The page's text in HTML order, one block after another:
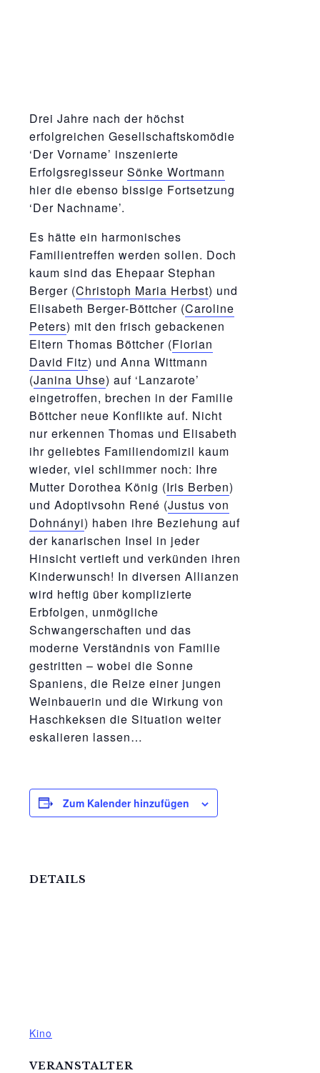
Drei Jahre nach der höchst
erfolgreichen Gesellschaftskomödie
‘Der Vorname’ inszenierte
Erfolgsregisseur Sönke Wortmann
hier die ebenso bissige Fortsetzung
‘Der Nachname’.
Es hätte ein harmonisches
Familientreffen werden sollen. Doch
kaum sind das Ehepaar Stephan
Berger (Christoph Maria Herbst) und
Elisabeth Berger-Böttcher (Caroline
Peters) mit den frisch gebackenen
Eltern Thomas Böttcher (Florian
David Fitz) und Anna Wittmann
(Janina Uhse) auf ‘Lanzarote’
eingetroffen, brechen in der Familie
Böttcher neue Konflikte auf. Nicht
nur erkennen Thomas und Elisabeth
ihr geliebtes Familiendomizil kaum
wieder, viel schlimmer noch: Ihre
Mutter Dorothea König (Iris Berben)
und Adoptivsohn René (Justus von
Dohnányi) haben ihre Beziehung auf
der kanarischen Insel in jeder
Hinsicht vertieft und verkünden ihren
Kinderwunsch! In diversen Allianzen
wird heftig über komplizierte
Erbfolgen, unmögliche
Schwangerschaften und das
moderne Verständnis von Familie
gestritten – wobei die Sonne
Spaniens, die Reize einer jungen
Weinbauerin und die Wirkung von
Haschkeksen die Situation weiter
eskalieren lassen…
Zum Kalender hinzufügen
DETAILS
Kino
VERANSTALTER